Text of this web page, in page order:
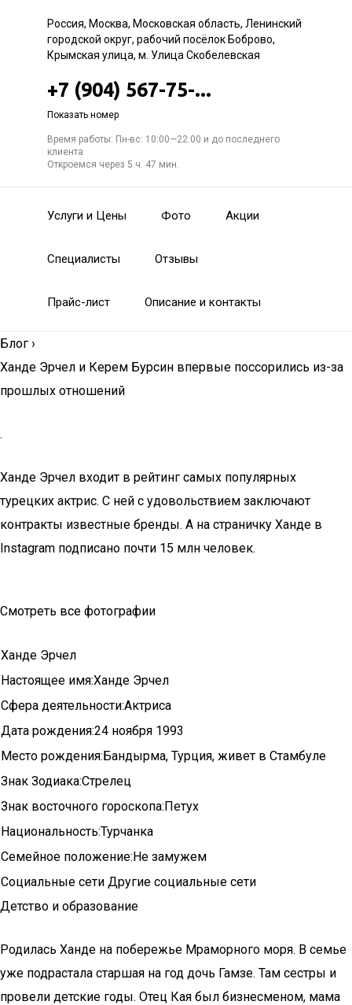
Россия, Москва, Московская область, Ленинский
городской округ, рабочий посёлок Боброво,
Крымская улица, м. Улица Скобелевская
+7 (904) 567-75-...
Показать номер
Время работы: Пн-вс: 10:00—22:00 и до последнего
клиента
Откроемся через 5 ч. 47 мин.
Услуги и Цены Фото Акции
Специалисты Отзывы
Прайс-лист Описание и контакты
Блог ›
Ханде Эрчел и Керем Бурсин впервые поссорились из-за
прошлых отношений
.
Ханде Эрчел входит в рейтинг самых популярных
турецких актрис. С ней с удовольствием заключают
контракты известные бренды. А на страничку Ханде в
Instagram подписано почти 15 млн человек.
Смотреть все фотографии
Ханде Эрчел
Настоящее имя:Ханде Эрчел
Сфера деятельности:Актриса
Дата рождения:24 ноября 1993
Место рождения:Бандырма, Турция, живет в Стамбуле
Знак Зодиака:Стрелец
Знак восточного гороскопа:Петух
Национальность:Турчанка
Семейное положение:Не замужем
Социальные сети Другие социальные сети
Детство и образование
Родилась Ханде на побережье Мраморного моря. В семье
уже подрастала старшая на год дочь Гамзе. Там сестры и
провели детские годы. Отец Кая был бизнесменом, мама